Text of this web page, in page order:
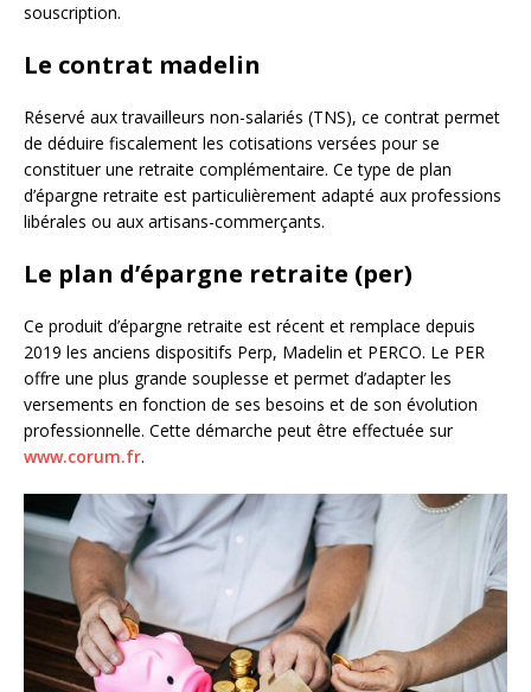
souscription.
Le contrat madelin
Réservé aux travailleurs non-salariés (TNS), ce contrat permet
de déduire fiscalement les cotisations versées pour se
constituer une retraite complémentaire. Ce type de plan
d’épargne retraite est particulièrement adapté aux professions
libérales ou aux artisans-commerçants.
Le plan d’épargne retraite (per)
Ce produit d’épargne retraite est récent et remplace depuis
2019 les anciens dispositifs Perp, Madelin et PERCO. Le PER
offre une plus grande souplesse et permet d’adapter les
versements en fonction de ses besoins et de son évolution
professionnelle. Cette démarche peut être effectuée sur
www.corum.fr.